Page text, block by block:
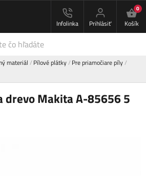
Infolinka Prihlásiť
0
Košík
materiál Pílové plátky Pre priamočiare píly
drevo Makita A-85656 5